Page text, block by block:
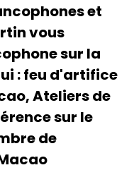
et
vous
sur la
: feu d'artifice
Ateliers de
sur le
de